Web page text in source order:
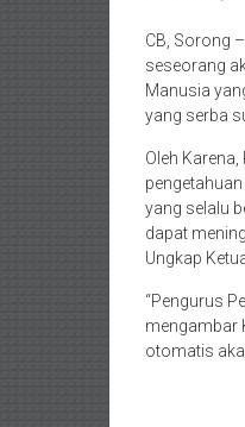
CB, Sorong
seseorang
Manusia
yang serba
Oleh
yang selalu
dapat
Ungkap
“Pengurus
mengambar
otomatis